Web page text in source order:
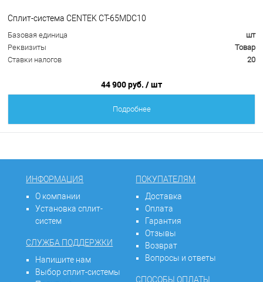
Сплит-система CENTEK CT-65MDC10
Базовая единица
шт
Реквизиты
Товар
Ставки налогов
20
44 900 руб. / шт
Подробнее
ИНФОРМАЦИЯ
О компании
Установка сплит-
систем
СЛУЖБА ПОДДЕРЖКИ
Напишите нам
Выбор сплит-системы
ПОКУПАТЕЛЯМ
Доставка
Оплата
Гарантия
Отзывы
Возврат
Вопросы и ответы
СПОСОБЫ ОПЛАТЫ